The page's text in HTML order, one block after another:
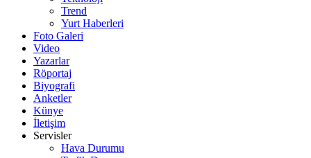
Trend
Yurt Haberleri
Foto Galeri
Video
Yazarlar
Röportaj
Biyografi
Anketler
Künye
İletişim
Servisler
Hava Durumu